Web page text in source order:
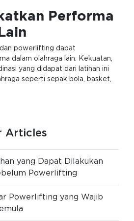
Performa
powerlifting dapat
dalam olahraga lain. Kekuatan,
yang didapat dari latihan ini
seperti sepak bola, basket,
Articles
yang Dapat Dilakukan
Powerlifting
Powerlifting yang Wajib